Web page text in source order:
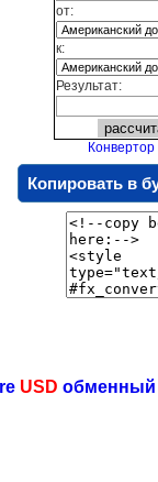
от:
к:
Результат:
Копировать в
USD обменный